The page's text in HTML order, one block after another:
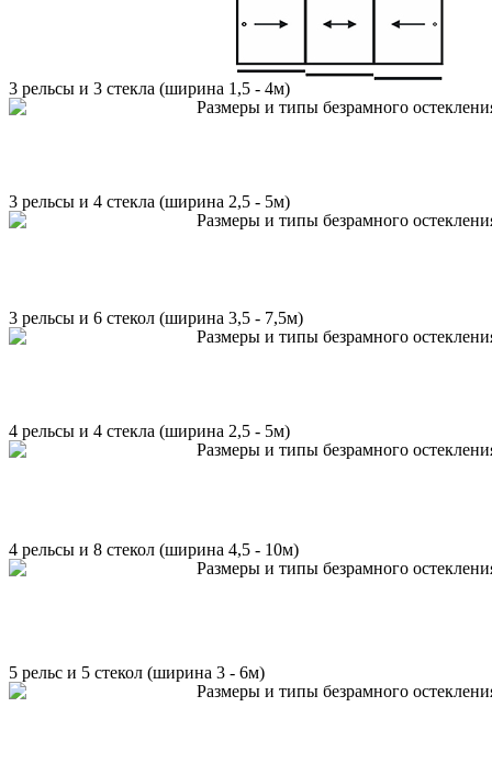
3 рельсы и 3 стекла (ширина 1,5 - 4м)
3 рельсы и 4 стекла (ширина 2,5 - 5м)
3 рельсы и 6 стекол (ширина 3,5 - 7,5м)
4 рельсы и 4 стекла (ширина 2,5 - 5м)
4 рельсы и 8 стекол (ширина 4,5 - 10м)
5 рельс и 5 стекол (ширина 3 - 6м)